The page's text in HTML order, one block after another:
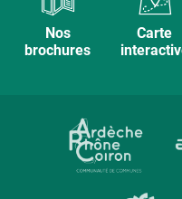
Nos
brochures
Carte